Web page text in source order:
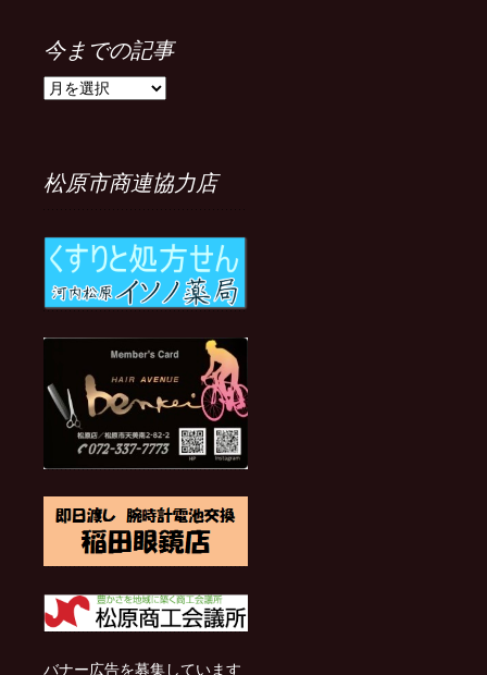
今までの記事
今
記
事
松原市商連協力店
バナー広告を募集しています